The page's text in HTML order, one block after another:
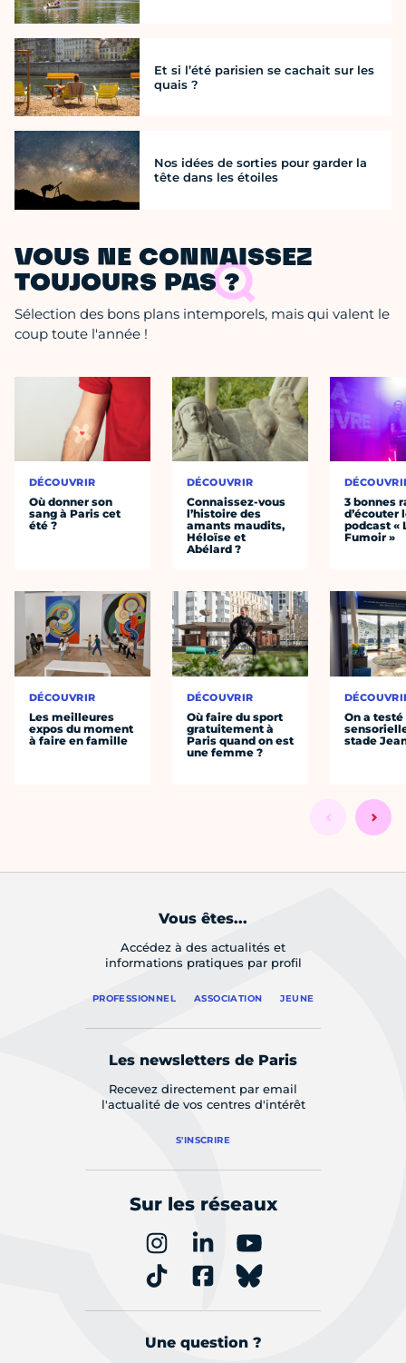
Et si l’été parisien se cachait sur les
quais ?
Nos idées de sorties pour garder la
tête dans les étoiles
VOUS NE CONNAISSEZ
TOUJOURS PAS ?
Sélection des bons plans intemporels, mais qui valent le
coup toute l'année !
DÉCOUVRIR
Où donner son
sang à Paris cet
été ?
DÉCOUVRIR
Les meilleures
expos du moment
à faire en famille
DÉCOUVRIR
Connaissez-vous
l’histoire des
amants maudits,
Héloïse et
Abélard ?
DÉCOUVRIR
Où faire du sport
gratuitement à
Paris quand on est
une femme ?
3 bonnes
d’écouter
podcast «
Fumoir »
On a
stade
Vous êtes...
Accédez à des actualités et
informations pratiques par profil
PROFESSIONNEL ASSOCIATION JEUNE
Les newsletters de Paris
Recevez directement par email
l'actualité de vos centres d'intérêt
S'INSCRIRE
Sur les réseaux
Une question ?